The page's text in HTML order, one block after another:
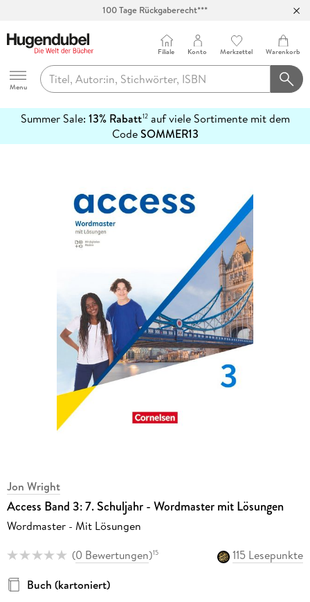
100 Tage Rückgaberecht***
Hugendubel
Menu
Filiale Konto Merkzettel Warenkorb
Summer Sale: 13% Rabatt12auf viele Sortimente mit dem
CodeSOMMER13
erfahren
Jon Wright
Access Band 3: 7. Schuljahr - Wordmaster mit Lösungen
Wordmaster - Mit Lösungen
(0 Bewertungen)15
115 Lesepunkte
Buch (kartoniert)